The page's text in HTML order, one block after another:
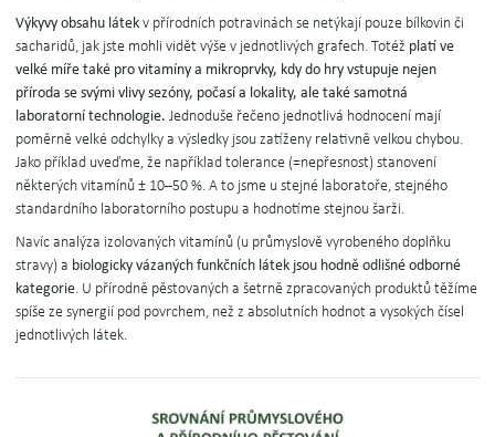
Výkyvy obsahu látek v přírodních potravinách se netýkají pouze bílkovin či
sacharidů, jak jste mohli vidět výše v jednotlivých grafech. Totéž platí ve
velké míře také pro vitamíny a mikroprvky, kdy do hry vstupuje nejen
příroda se svými vlivy sezóny, počasí a lokality, ale také samotná
laboratorní technologie. Jednoduše řečeno jednotlivá hodnocení mají
poměrně velké odchylky a výsledky jsou zatíženy relativně velkou chybou.
Jako příklad uveďme, že například tolerance (=nepřesnost) stanovení
některých vitamínů ± 10–50 %. A to jsme u stejné laboratoře, stejného
standardního laboratorního postupu a hodnotíme stejnou šarži.
Navíc analýza izolovaných vitamínů (u průmyslově vyrobeného doplňku
stravy) a biologicky vázaných funkčních látek jsou hodně odlišné odborné
kategorie. U přírodně pěstovaných a šetrně zpracovaných produktů těžíme
spíše ze synergií pod povrchem, než z absolutních hodnot a vysokých čísel
jednotlivých látek.